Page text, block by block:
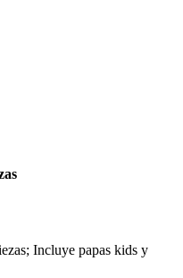
Incluye papas kids y